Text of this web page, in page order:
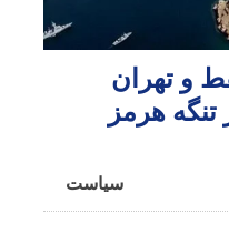
و تهران
هرمز
سیاست